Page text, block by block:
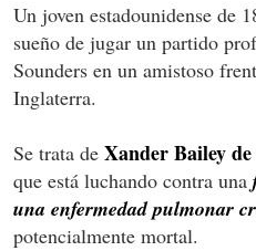
Un joven estadounidense de
sueño de jugar un partido
Sounders en un amistoso
Inglaterra.
Se trata de Xander Bailey de
que está luchando contra una
una enfermedad pulmonar
potencialmente mortal.